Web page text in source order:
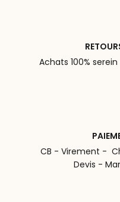
Achats 100%
CB - Virement -
Devis -